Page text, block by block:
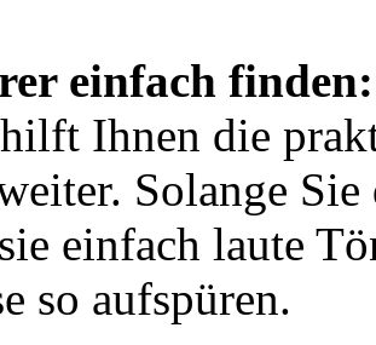
einfach finden:
Ihnen die
Solange Sie
einfach laute
so aufspüren.